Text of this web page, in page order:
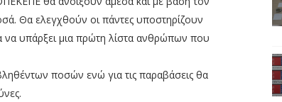
Θα ελεγχθούν οι πάντες υποστηρίζουν
να υπάρξει μια πρώτη λίστα ανθρώπων που
ποσών ενώ για τις παραβάσεις θα